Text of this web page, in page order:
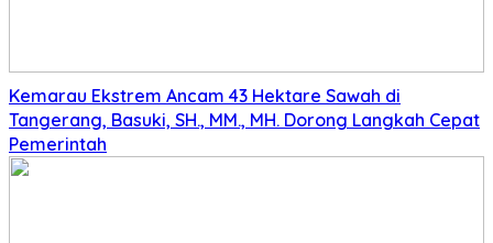
Kemarau Ekstrem Ancam 43 Hektare Sawah di
Tangerang, Basuki, SH., MM., MH. Dorong Langkah Cepat
Pemerintah